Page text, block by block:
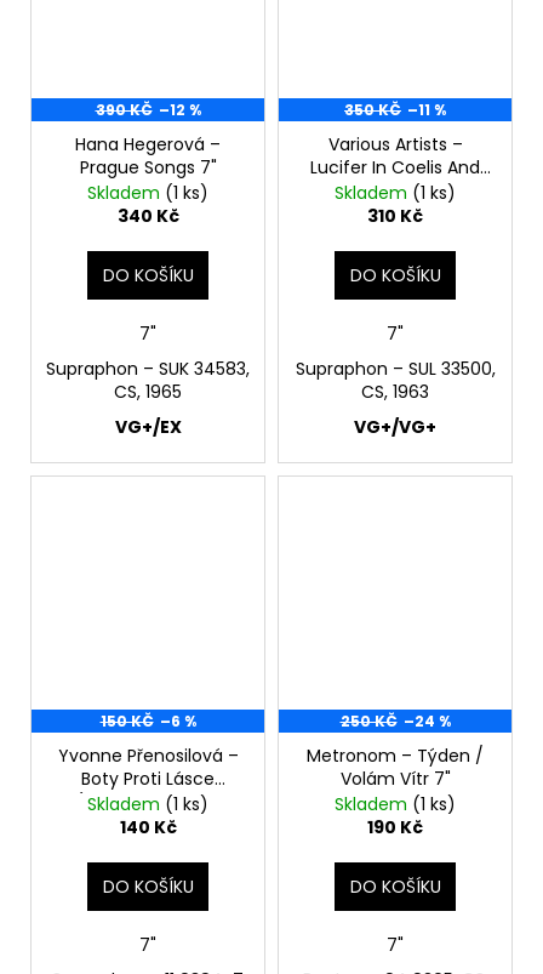
390 KČ –12 %
Hana Hegerová –
Prague Songs 7"
Skladem (1 ks)
340 Kč
DO KOŠÍKU
7"
Supraphon ‎– SUK 34583,
CS, 1965
VG+/EX
350 KČ –11 %
Various Artists –
Lucifer In Coelis And
Other Top Twists 7"
Skladem (1 ks)
310 Kč
DO KOŠÍKU
7"
Supraphon ‎– SUL 33500,
CS, 1963
VG+/VG+
150 KČ –6 %
Yvonne Přenosilová ‎–
Boty Proti Lásce
(These Boots Are
Made For Walking) /
Skladem (1 ks)
140 Kč
DO KOŠÍKU
7"
250 KČ –24 %
Metronom – Týden /
Volám Vítr 7"
Skladem (1 ks)
190 Kč
DO KOŠÍKU
7"